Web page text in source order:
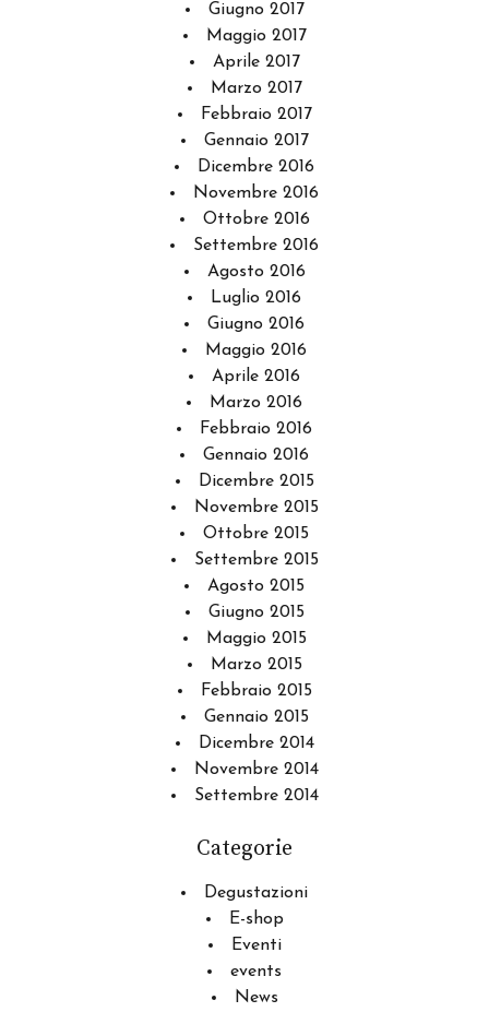
Giugno 2017
Maggio 2017
Aprile 2017
Marzo 2017
Febbraio 2017
Gennaio 2017
Dicembre 2016
Novembre 2016
Ottobre 2016
Settembre 2016
Agosto 2016
Luglio 2016
Giugno 2016
Maggio 2016
Aprile 2016
Marzo 2016
Febbraio 2016
Gennaio 2016
Dicembre 2015
Novembre 2015
Ottobre 2015
Settembre 2015
Agosto 2015
Giugno 2015
Maggio 2015
Marzo 2015
Febbraio 2015
Gennaio 2015
Dicembre 2014
Novembre 2014
Settembre 2014
Categorie
Degustazioni
E-shop
Eventi
events
News